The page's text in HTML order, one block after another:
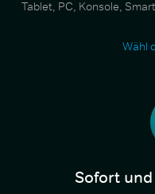
Tablet, PC, Konsole,
Wähl
Sofort